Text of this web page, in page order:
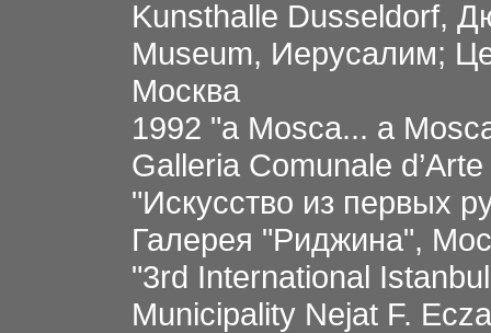
Kunsthalle Dusseldorf,
Museum, Иерусалим;
Москва
1992 "a Mosca... a
Galleria Comunale
"Искусство из пеpвых
Галерея "Риджина",
"3rd International
Municipality Nejat F.